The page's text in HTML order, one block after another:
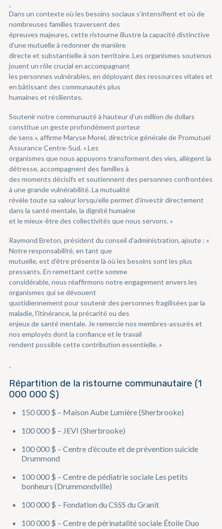
Dans un contexte où les besoins sociaux s’intensifient et où de
nombreuses familles traversent des
épreuves majeures, cette ristourne illustre la capacité distinctive
d’une mutuelle à redonner de manière
directe et substantielle à son territoire. Les organismes soutenus
jouent un rôle crucial en accompagnant
les personnes vulnérables, en déployant des ressources vitales et
en bâtissant des communautés plus
humaines et résilientes.
Soutenir notre communauté à hauteur d’un million de dollars
constitue un geste profondément porteur
de sens », affirme Maryse Morel, directrice générale de Promutuel
Assurance Centre-Sud. « Les
organismes que nous appuyons transforment des vies, allègent la
détresse, accompagnent des familles à
des moments décisifs et soutiennent des personnes confrontées
à une grande vulnérabilité. La mutualité
révèle toute sa valeur lorsqu’elle permet d’investir directement
dans la santé mentale, la dignité humaine
et le mieux-être des collectivités que nous servons. »
Raymond Breton, président du conseil d’administration, ajoute : «
Notre responsabilité, en tant que
mutuelle, est d’être présente là où les besoins sont les plus
pressants. En remettant cette somme
considérable, nous réaffirmons notre engagement envers les
organismes qui se dévouent
quotidiennement pour soutenir des personnes fragilisées par la
maladie, l’itinérance, la précarité ou des
enjeux de santé mentale. Je remercie nos membres-assurés et
nos employés dont la confiance et le travail
rendent possible cette contribution essentielle. »
Répartition de la ristourne communautaire (1
000 000 $)
150 000 $ – Maison Aube Lumière (Sherbrooke)
100 000 $ – JEVI (Sherbrooke)
100 000 $ – Centre d’écoute et de prévention suicide
Drummond
100 000 $ – Centre de pédiatrie sociale Les petits
bonheurs (Drummondville)
100 000 $ – Fondation du CSSS du Granit
100 000 $ – Centre de périnatalité sociale Étoile Duo